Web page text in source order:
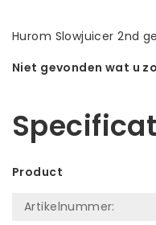
Hurom Slowjuicer 2nd
Niet gevonden wat u
Product
Artikelnummer: